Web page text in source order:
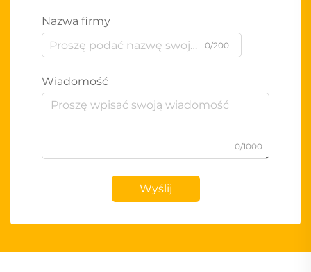
Nazwa firmy
0/200
Wiadomość
0/1000
Wyślij